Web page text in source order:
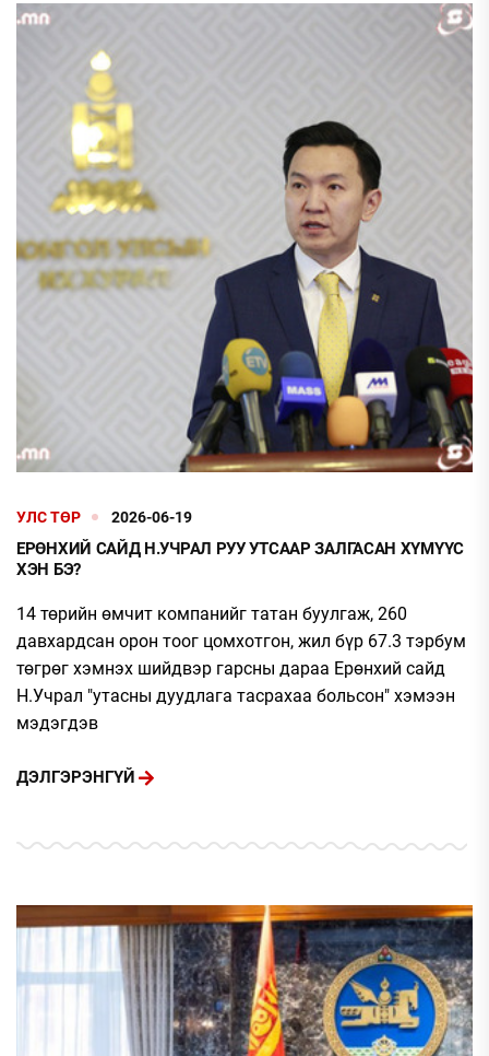
УЛС ТӨР 2026-06-19
ЕРӨНХИЙ САЙД Н.УЧРАЛ РУУ УТСААР ЗАЛГАСАН ХҮМҮҮС
ХЭН БЭ?
14 төрийн өмчит компанийг татан буулгаж, 260
давхардсан орон тоог цомхотгон, жил бүр 67.3 тэрбум
төгрөг хэмнэх шийдвэр гарсны дараа Ерөнхий сайд
Н.Учрал "утасны дуудлага тасрахаа больсон" хэмээн
мэдэгдэв
ДЭЛГЭРЭНГҮЙ